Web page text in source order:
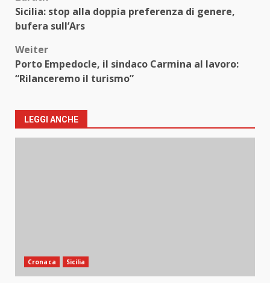
Sicilia: stop alla doppia preferenza di genere,
bufera sull’Ars
Weiter
Porto Empedocle, il sindaco Carmina al lavoro:
“Rilanceremo il turismo”
LEGGI ANCHE
Cronaca Sicilia